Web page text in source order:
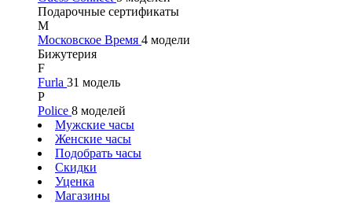
Подарочные сертификаты
М
Московское Время 4 модели
Бижутерия
F
Furla 31 модель
P
Police 8 моделей
Мужские часы
Женские часы
Подобрать часы
Скидки
Уценка
Магазины